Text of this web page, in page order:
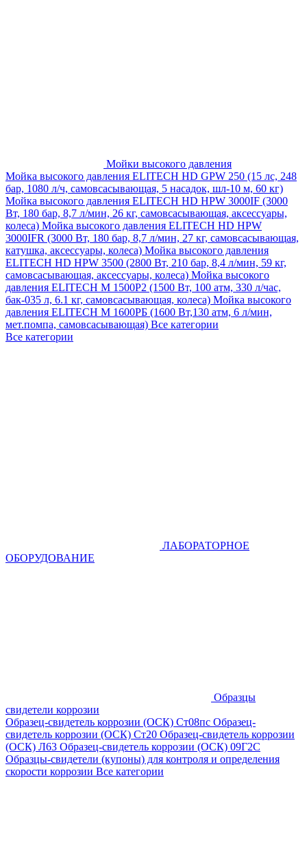
Мойки высокого давления
Мойка высокого давления ELITECH HD GPW 250 (15 лс, 248
бар, 1080 л/ч, самовсасывающая, 5 насадок, шл-10 м, 60 кг)
Мойка высокого давления ELITECH HD HPW 3000IF (3000
Вт, 180 бар, 8,7 л/мин, 26 кг, самовсасывающая, аксессуары,
колеса) Мойка высокого давления ELITECH HD HPW
3000IFR (3000 Вт, 180 бар, 8,7 л/мин, 27 кг, самовсасывающая,
катушка, аксессуары, колеса) Мойка высокого давления
ELITECH HD HPW 3500 (2800 Вт, 210 бар, 8,4 л/мин, 59 кг,
самовсасывающая, аксессуары, колеса) Мойка высокого
давления ELITECH M 1500P2 (1500 Вт, 100 атм, 330 л/час,
бак-035 л, 6.1 кг, самовсасывающая, колеса) Мойка высокого
давления ELITECH М 1600РБ (1600 Вт,130 атм, 6 л/мин,
мет.помпа, самовсасывающая) Все категории
Все категории
ЛАБОРАТОРНОЕ
ОБОРУДОВАНИЕ
Образцы
свидетели коррозии
Образец-свидетель коррозии (ОСК) Ст08пс Образец-
свидетель коррозии (ОСК) Ст20 Образец-свидетель коррозии
(ОСК) Л63 Образец-свидетель коррозии (ОСК) 09Г2С
Образцы-свидетели (купоны) для контроля и определения
скорости коррозии Все категории